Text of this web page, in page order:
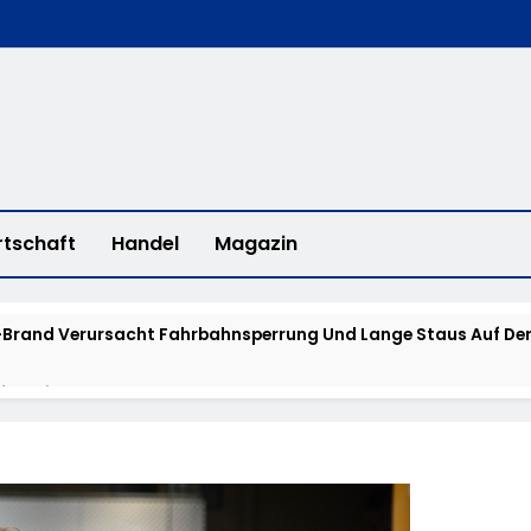
Handel Magazin
Brand Verursacht Fahrbahnsperrung Und Lange Staus Auf
With A Cop“ In Bad Camberg
„Fahrradddieben Keine Chance Geben“ –
Polizei Bittet Um Hinweise Zum Aufenthalt Von